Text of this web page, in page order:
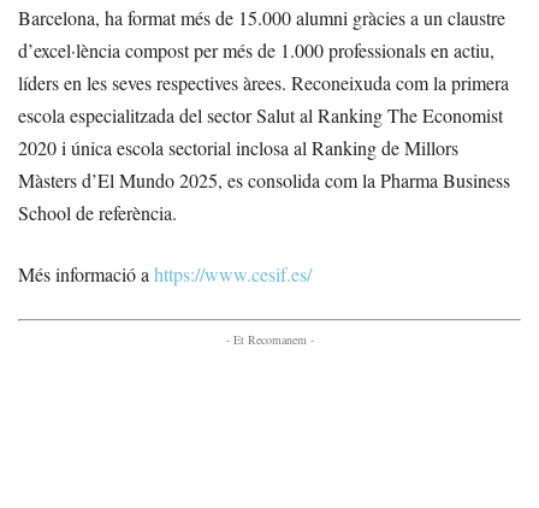
Barcelona, ha format més de 15.000 alumni gràcies a un claustre
d’excel·lència compost per més de 1.000 professionals en actiu,
líders en les seves respectives àrees. Reconeixuda com la primera
escola especialitzada del sector Salut al Ranking The Economist
2020 i única escola sectorial inclosa al Ranking de Millors
Màsters d’El Mundo 2025, es consolida com la Pharma Business
School de referència.
Més informació a https://www.cesif.es/
- Et Recomanem -